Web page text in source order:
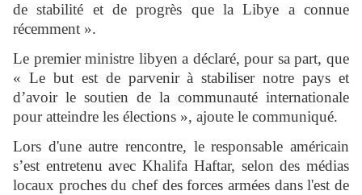
de stabilité et de progrès que la Libye a connue
récemment ».
Le premier ministre libyen a déclaré, pour sa part, que
« Le but est de parvenir à stabiliser notre pays et
d’avoir le soutien de la communauté internationale
pour atteindre les élections », ajoute le communiqué.
Lors d'une autre rencontre, le responsable américain
s’est entretenu avec Khalifa Haftar, selon des médias
locaux proches du chef des forces armées dans l'est de